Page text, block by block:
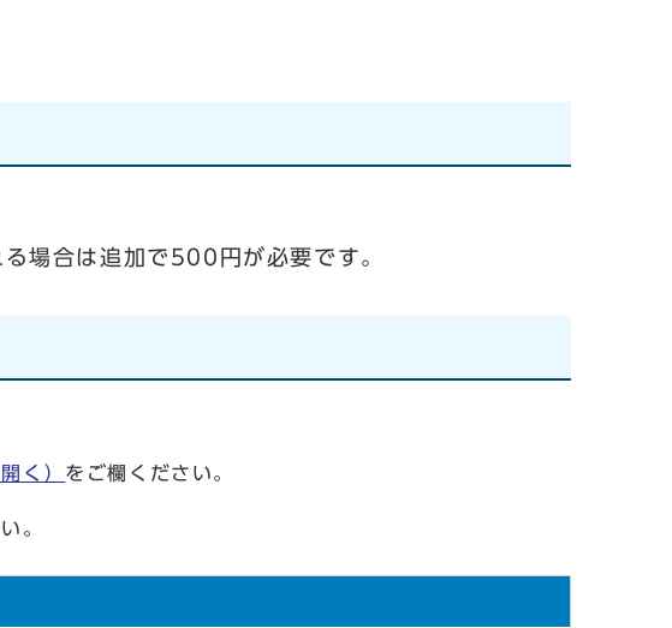
場合は追加で500円が必要です。
く） をご欄ください。
。